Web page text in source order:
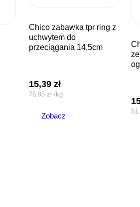
chico zabawka tpr ring z
uchwytem do
przeciągania 14,5cm
15,39 zł
76,95 zł /kg
Zobacz
chico zabawka latex kot